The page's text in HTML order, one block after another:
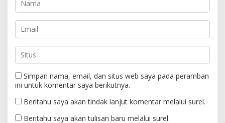
Simpan nama, email, dan situs web saya pada peramban
ini untuk komentar saya berikutnya.
Beritahu saya akan tindak lanjut komentar melalui surel.
Beritahu saya akan tulisan baru melalui surel.